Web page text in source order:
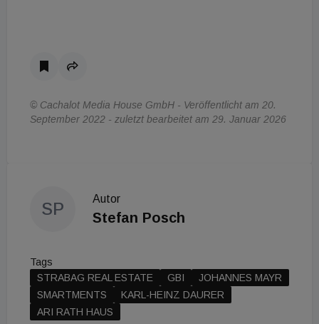
© Cachalot Media House GmbH - Veröffentlicht am 20.
September 2022 - zuletzt bearbeitet am 29. Januar 2026
SP
Autor
Stefan Posch
Tags
STRABAG REAL ESTATE
GBI
JOHANNES MAYR
SMARTMENTS
KARL-HEINZ DAURER
ARI RATH HAUS